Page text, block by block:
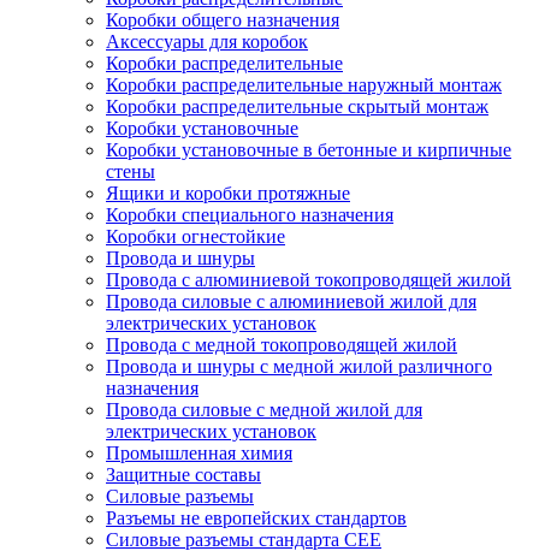
Коробки общего назначения
Аксессуары для коробок
Коробки распределительные
Коробки распределительные наружный монтаж
Коробки распределительные скрытый монтаж
Коробки установочные
Коробки установочные в бетонные и кирпичные
стены
Ящики и коробки протяжные
Коробки специального назначения
Коробки огнестойкие
Провода и шнуры
Провода с алюминиевой токопроводящей жилой
Провода силовые с алюминиевой жилой для
электрических установок
Провода с медной токопроводящей жилой
Провода и шнуры с медной жилой различного
назначения
Провода силовые с медной жилой для
электрических установок
Промышленная химия
Защитные составы
Силовые разъемы
Разъемы не европейских стандартов
Силовые разъемы стандарта CEE